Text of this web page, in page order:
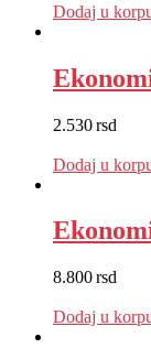
Dodaj u
2.530rsd
Dodaj u
8.800rsd
Dodaj u